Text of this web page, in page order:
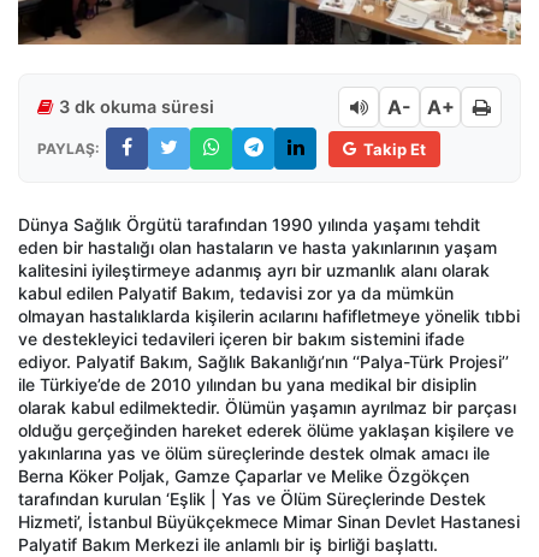
3 dk okuma süresi A- A+
PAYLAŞ: Takip Et
Dünya Sağlık Örgütü tarafından 1990 yılında yaşamı tehdit
eden bir hastalığı olan hastaların ve hasta yakınlarının yaşam
kalitesini iyileştirmeye adanmış ayrı bir uzmanlık alanı olarak
kabul edilen Palyatif Bakım, tedavisi zor ya da mümkün
olmayan hastalıklarda kişilerin acılarını hafifletmeye yönelik tıbbi
ve destekleyici tedavileri içeren bir bakım sistemini ifade
ediyor. Palyatif Bakım, Sağlık Bakanlığı’nın ‘‘Palya-Türk Projesi’’
ile Türkiye’de de 2010 yılından bu yana medikal bir disiplin
olarak kabul edilmektedir. Ölümün yaşamın ayrılmaz bir parçası
olduğu gerçeğinden hareket ederek ölüme yaklaşan kişilere ve
yakınlarına yas ve ölüm süreçlerinde destek olmak amacı ile
Berna Köker Poljak, Gamze Çaparlar ve Melike Özgökçen
tarafından kurulan ‘Eşlik | Yas ve Ölüm Süreçlerinde Destek
Hizmeti’, İstanbul Büyükçekmece Mimar Sinan Devlet Hastanesi
Palyatif Bakım Merkezi ile anlamlı bir iş birliği başlattı.